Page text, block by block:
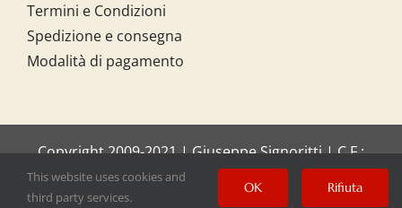
Termini e Condizioni
Spedizione e consegna
Modalità di pagamento
Copyright 2009-2021 | Giuseppe Signoritti | C.F.:
SGNGPP61C20I158O
This website uses cookies and
third party services.
OK Rifiuta